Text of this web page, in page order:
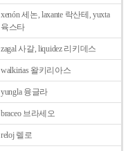
xenón 세논, laxante 락산테, yuxta
육스타
zagal 사갈, liquidez 리키데스
walkirias 왈키리아스
yungla 융글라
braceo 브라세오
reloj 렐로